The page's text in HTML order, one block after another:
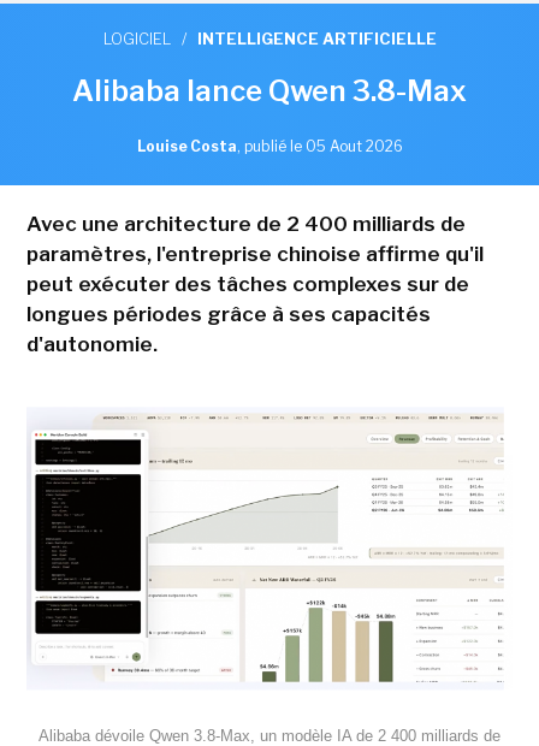
LOGICIEL / INTELLIGENCE ARTIFICIELLE
Alibaba lance Qwen 3.8-Max
Louise Costa, publié le 05 Aout 2026
Avec une architecture de 2 400 milliards de
paramètres, l'entreprise chinoise affirme qu'il
peut exécuter des tâches complexes sur de
longues périodes grâce à ses capacités
d'autonomie.
Alibaba dévoile Qwen 3.8-Max, un modèle IA de 2 400 milliards de